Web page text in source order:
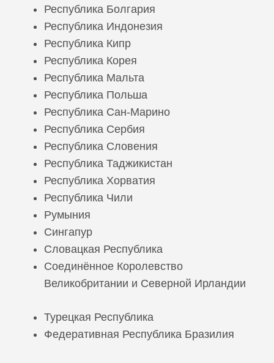
Республика Болгария
Республика Индонезия
Республика Кипр
Республика Корея
Республика Мальта
Республика Польша
Республика Cан-Марино
Республика Сербия
Республика Словения
Республика Таджикистан
Республика Хорватия
Республика Чили
Румыния
Сингапур
Словацкая Республика
Соединённое Королевство
Великобритании и Северной Ирландии
Турецкая Республика
Федеративная Республика Бразилия